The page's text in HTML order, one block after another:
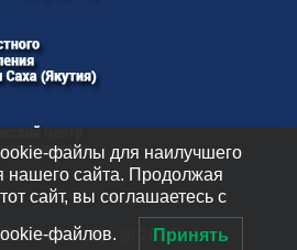
РС (Я)” @ 2026
файлы для наилучшего
нашего сайта. Продолжая
сайт, вы соглашаетесь с
файлов. Принять